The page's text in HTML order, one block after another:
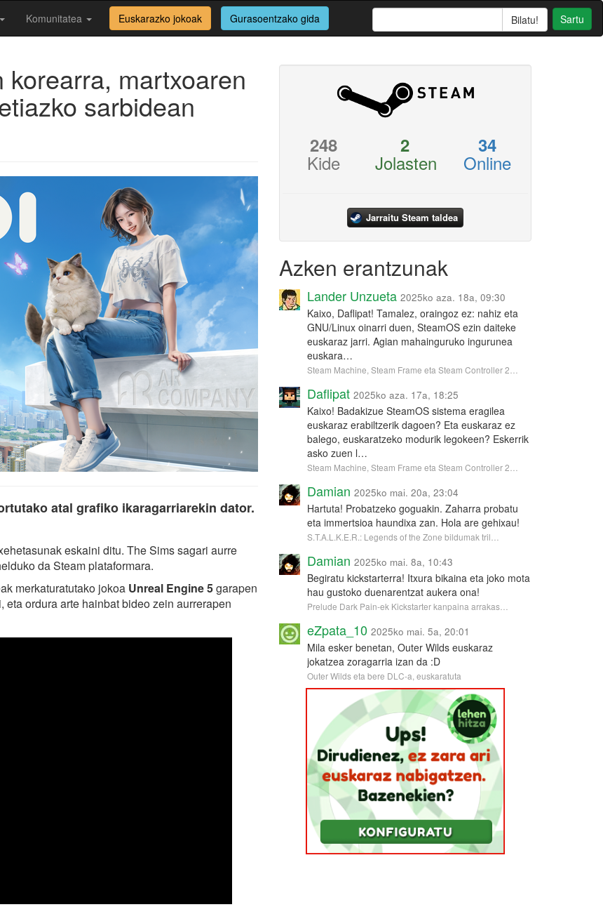
Komunitatea Euskarazko jokoak Gurasoentzako gida Sartu
martxoaren
sarbidean
atal grafiko ikaragarriarekin dator.
eskaini ditu. The Sims sagari aurre
da Steam plataformara.
merkaturatutako jokoa Unreal Engine 5garapen
ordura arte hainbat bideo zein aurrerapen
248
Kide
2
Jolasten
34
Online
Jarraitu Steam taldea
Azken erantzunak
Lander Unzueta 2025ko aza. 18a, 09:30
Kaixo, Daflipat! Tamalez, oraingoz ez: nahiz eta
GNU/Linux oinarri duen, SteamOS ezin daiteke
euskaraz jarri. Agian mahainguruko ingurunea
euskara…
Steam Machine, Steam Frame eta Steam Controller 2…
Daflipat 2025ko aza. 17a, 18:25
Kaixo! Badakizue SteamOS sistema eragilea
euskaraz erabiltzerik dagoen? Eta euskaraz ez
balego, euskaratzeko modurik legokeen? Eskerrik
asko zuen l…
Steam Machine, Steam Frame eta Steam Controller 2…
Damian 2025ko mai. 20a, 23:04
Hartuta! Probatzeko goguakin. Zaharra probatu
eta immertsioa haundixa zan. Hola are gehixau!
S.T.A.L.K.E.R.: Legends of the Zone bildumak tril…
Damian 2025ko mai. 8a, 10:43
Begiratu kickstarterra! Itxura bikaina eta joko mota
hau gustoko duenarentzat aukera ona!
Prelude Dark Pain-ek Kickstarter kanpaina arrakas…
eZpata_10 2025ko mai. 5a, 20:01
Mila esker benetan, Outer Wilds euskaraz
jokatzea zoragarria izan da :D
Outer Wilds eta bere DLC-a, euskaratuta